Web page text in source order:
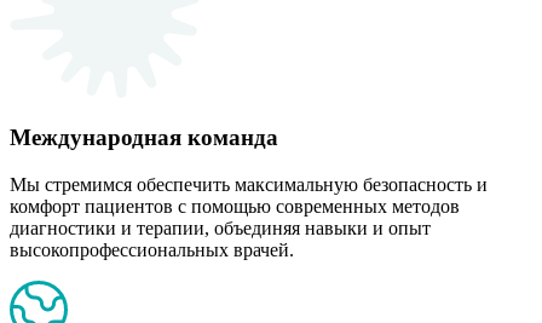
Международная команда
Мы стремимся обеспечить максимальную безопасность и
комфорт пациентов с помощью современных методов
диагностики и терапии, объединяя навыки и опыт
высокопрофессиональных врачей.